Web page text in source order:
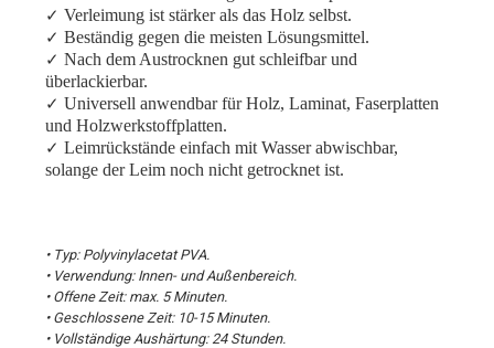
✓ Verleimung ist stärker als das Holz selbst.
✓ Beständig gegen die meisten Lösungsmittel.
✓ Nach dem Austrocknen gut schleifbar und
überlackierbar.
✓ Universell anwendbar für Holz, Laminat, Faserplatten
und Holzwerkstoffplatten.
✓ Leimrückstände einfach mit Wasser abwischbar,
solange der Leim noch nicht getrocknet ist.
• Typ: Polyvinylacetat PVA.
• Verwendung: Innen- und Außenbereich.
• Offene Zeit: max. 5 Minuten.
• Geschlossene Zeit: 10-15 Minuten.
• Vollständige Aushärtung: 24 Stunden.